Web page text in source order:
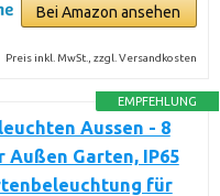
Bei Amazon ansehen
Preis inkl. MwSt., zzgl. Versandkosten
EMPFEHLUNG
Aussen - 8
Außen Garten, IP65
für